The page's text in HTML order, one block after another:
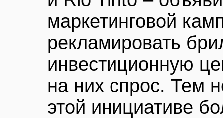
маркетинговой
рекламировать
инвестиционную
на них спрос. Тем
этой инициативе